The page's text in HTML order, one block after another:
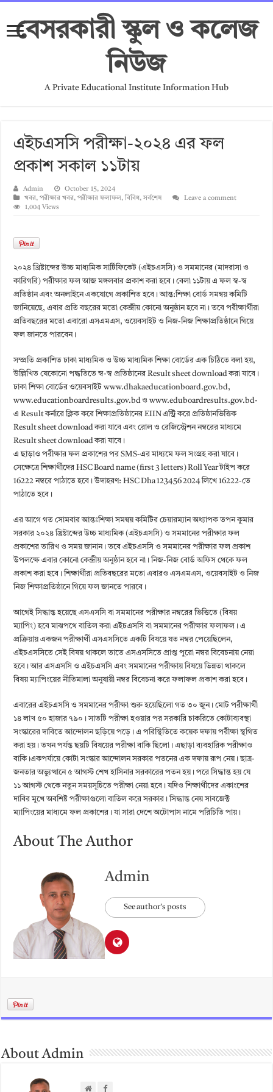
বেসরকারী স্কুল ও কলেজ
নিউজ
A Private Educational Institute Information Hub
এইচএসসি পরীক্ষা-২০২৪ এর ফল
প্রকাশ সকাল ১১টায়
Admin
October 15, 2024
খবর,পরীক্ষার খবর,পরীক্ষার ফলাফল,বিবিধ,সর্বশেষ
Leave a comment
1,004 Views
২০২৪ খ্রিষ্টাব্দের উচ্চ মাধ্যমিক সার্টিফিকেট (এইচএসসি) ও সমমানের (মাদরাসা ও
কারিগরি) পরীক্ষার ফল আজ মঙ্গলবার প্রকাশ করা হবে। বেলা ১১টায় এ ফল স্ব-স্ব
প্রতিষ্ঠান এবং অনলাইনে একযোগে প্রকাশিত হবে। আন্ত:শিক্ষা বোর্ড সমন্বয় কমিটি
জানিয়েছে, এবার প্রতি বছরের মতো কেন্দ্রীয় কোনো অনুষ্ঠান হবে না। তবে পরীক্ষার্থীরা
প্রতিবছরের মতো এবারো এসএমএস, ওয়েবসাইট ও নিজ-নিজ শিক্ষাপ্রতিষ্ঠানে গিয়ে
ফল জানতে পারবেন।
সম্প্রতি প্রকাশিত ঢাকা মাধ্যমিক ও উচ্চ মাধ্যমিক শিক্ষা বোর্ডের এক চিঠিতে বলা হয়,
উল্লিখিত যেকোনো পদ্ধতিতে স্ব-স্ব প্রতিষ্ঠানের Result sheet download করা যাবে।
ঢাকা শিক্ষা বোর্ডের ওয়েবসাইট www.dhakaeducationboard.gov.bd,
www.educationboardresults.gov.bd ও www.eduboardresults.gov.bd-
এ Result কর্নারে ক্লিক করে শিক্ষাপ্রতিষ্ঠানের EIIN এন্ট্রি করে প্রতিষ্ঠানভিত্তিক
Result sheet download করা যাবে এবং রোল ও রেজিস্ট্রেশন নম্বরের মাধ্যমে
Result sheet download করা যাবে।
এ ছাড়াও পরীক্ষার ফল প্রকাশের পর SMS-এর মাধ্যমে ফল সংগ্রহ করা যাবে।
সেক্ষেত্রে শিক্ষার্থীদের HSC Board name (first 3 letters) Roll Year টাইপ করে
16222 নম্বরে পাঠাতে হবে। উদাহরণ: HSC Dha 123456 2024 লিখে 16222-তে
পাঠাতে হবে।
এর আগে গত সোমবার আন্তঃশিক্ষা সমন্বয় কমিটির চেয়ারম্যান অধ্যাপক তপন কুমার
সরকার ২০২৪ খ্রিষ্টাব্দের উচ্চ মাধ্যমিক (এইচএসসি) ও সমমানের পরীক্ষার ফল
প্রকাশের তারিখ ও সময় জানান। তবে এইচএসসি ও সমমানের পরীক্ষার ফল প্রকাশ
উপলক্ষে এবার কোনো কেন্দ্রীয় অনুষ্ঠান হবে না। নিজ-নিজ বোর্ড অফিস থেকে ফল
প্রকাশ করা হবে। শিক্ষার্থীরা প্রতিবছরের মতো এবারও এসএমএস, ওয়েবসাইট ও নিজ
নিজ শিক্ষাপ্রতিষ্ঠানে গিয়ে ফল জানতে পারবে।
আগেই সিদ্ধান্ত হয়েছে এসএসসি বা সমমানের পরীক্ষার নম্বরের ভিত্তিতে (বিষয়
ম্যাপিং) হবে মাঝপথে বাতিল করা এইচএসসি বা সমমানের পরীক্ষার ফলাফল। এ
প্রক্রিয়ায় একজন পরীক্ষার্থী এসএসসিতে একটি বিষয়ে যত নম্বর পেয়েছিলেন,
এইচএসসিতে সেই বিষয় থাকলে তাতে এসএসসিতে প্রাপ্ত পুরো নম্বর বিবেচনায় নেয়া
হবে। আর এসএসসি ও এইচএসসি এবং সমমানের পরীক্ষায় বিষয়ে ভিন্নতা থাকলে
বিষয় ম্যাপিংয়ের নীতিমালা অনুযায়ী নম্বর বিবেচনা করে ফলাফল প্রকাশ করা হবে।
এবারের এইচএসসি ও সমমানের পরীক্ষা শুরু হয়েছিলো গত ৩০ জুন। মোট পরীক্ষার্থী
১৪ লাখ ৫০ হাজার ৭৯০। সাতটি পরীক্ষা হওয়ার পর সরকারি চাকরিতে কোটাব্যবস্থা
সংস্কারের দাবিতে আন্দোলন ছড়িয়ে পড়ে। এ পরিস্থিতিতে কয়েক দফায় পরীক্ষা স্থগিত
করা হয়। তখন পর্যন্ত ছয়টি বিষয়ের পরীক্ষা বাকি ছিলো। এছাড়া ব্যবহারিক পরীক্ষাও
বাকি।একপর্যায়ে কোটা সংস্কার আন্দোলন সরকার পতনের এক দফায় রূপ নেয়। ছাত্র-
জনতার অভ্যুত্থানে ৫ আগস্ট শেখ হাসিনার সরকারের পতন হয়। পরে সিদ্ধান্ত হয় যে
১১ আগস্ট থেকে নতুন সময়সূচিতে পরীক্ষা নেয়া হবে। যদিও শিক্ষার্থীদের একাংশের
দাবির মুখে অবশিষ্ট পরীক্ষাগুলো বাতিল করে সরকার। সিদ্ধান্ত নেয় সাবজেক্ট
ম্যাপিংয়ের মাধ্যমে ফল প্রকাশের। যা সারা দেশে অটোপাস নামে পরিচিতি পায়।
About The Author
Admin
See author's posts
About Admin